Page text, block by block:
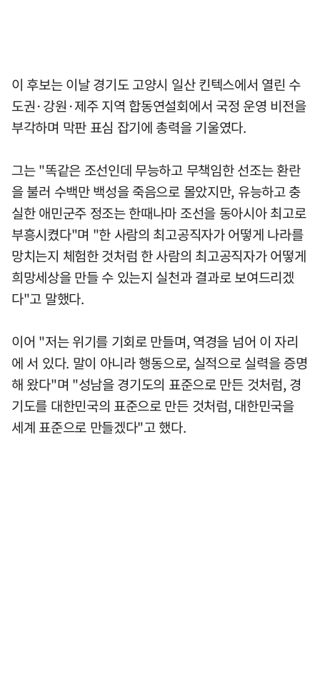
이 후보는 이날 경기도 고양시 일산 킨텍스에서 열린 수
도권·강원·제주 지역 합동연설회에서 국정 운영 비전을
부각하며 막판 표심 잡기에 총력을 기울였다.
그는 "똑같은 조선인데 무능하고 무책임한 선조는 환란
을 불러 수백만 백성을 죽음으로 몰았지만, 유능하고 충
실한 애민군주 정조는 한때나마 조선을 동아시아 최고로
부흥시켰다"며 "한 사람의 최고공직자가 어떻게 나라를
망치는지 체험한 것처럼 한 사람의 최고공직자가 어떻게
희망세상을 만들 수 있는지 실천과 결과로 보여드리겠
다"고 말했다.
이어 "저는 위기를 기회로 만들며, 역경을 넘어 이 자리
에 서 있다. 말이 아니라 행동으로, 실적으로 실력을 증명
해 왔다"며 "성남을 경기도의 표준으로 만든 것처럼, 경
기도를 대한민국의 표준으로 만든 것처럼, 대한민국을
세계 표준으로 만들겠다"고 했다.